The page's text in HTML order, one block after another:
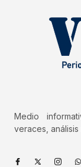
Medio
veraces,